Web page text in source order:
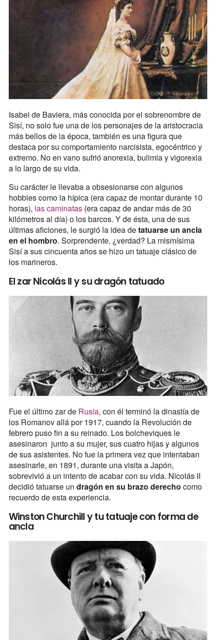
Isabel de Baviera, más conocida por el sobrenombre de
Sisí, no solo fue una de los personajes de la aristocracia
más bellos de la época, también es una figura que
destaca por su comportamiento narcisista, egocéntrico y
extremo. No en vano sufrió anorexia, bulimia y vigorexia
a lo largo de su vida.
Su carácter le llevaba a obsesionarse con algunos
hobbies como la hípica (era capaz de montar durante 10
horas), las caminatas(era capaz de andar más de 30
kilómetros al día) o los barcos. Y de ésta, una de sus
últimas aficiones, le surgió la idea detatuarse un ancla
en el hombro. Sorprendente, ¿verdad? La mismísima
Sisí a sus cincuenta años se hizo un tatuaje clásico de
los marineros.
El zar Nicolás II y su dragón tatuado
Fue el último zar de Rusia, con él terminó la dinastía de
los Romanov allá por 1917, cuando la Revolución de
febrero puso fin a su reinado. Los bolcheviques le
asesinaron junto a su mujer, sus cuatro hijas y algunos
de sus asistentes. No fue la primera vez que intentaban
asesinarle, en 1891, durante una visita a Japón,
sobrevivió a un intento de acabar con su vida. Nicolás II
decidió tatuarse un dragón en su brazo derecho como
recuerdo de esta experiencia.
Winston Churchill y tu tatuaje con forma de
ancla